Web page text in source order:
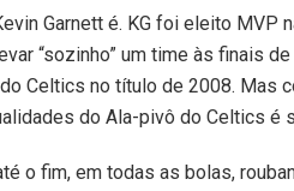
Garnett é. KG foi eleito MVP
“sozinho” um time às finais
Celtics no título de 2008. Mas
do Ala-pivô do Celtics é
o fim, em todas as bolas,